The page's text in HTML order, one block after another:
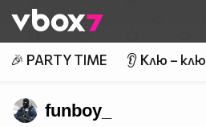
👾
🎉 PARTY TIME 👂 Клю – клю
funboy_